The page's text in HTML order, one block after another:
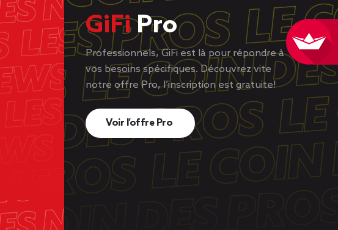
GiFiPro
Professionnels, GiFi est là pour répondre à
vos besoins spécifiques. Découvrez vite
notre offre Pro, l’inscription est gratuite!
Voir l’offre Pro